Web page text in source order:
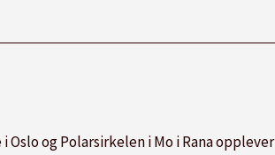
og Polarsirkelen i Mo i Rana opplever